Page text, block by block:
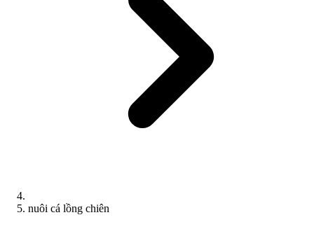
nuôi cá lồng chiên